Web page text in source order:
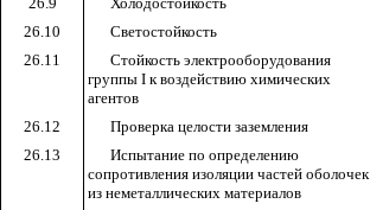
26.10
Светостойкость
26.11
Стойкость электрооборудования
группы Iк воздействию химических
агентов
26.12 Проверка целости заземления
26.13
Испытание по определению
сопротивления изоляции частей оболочек
из неметаллических материалов